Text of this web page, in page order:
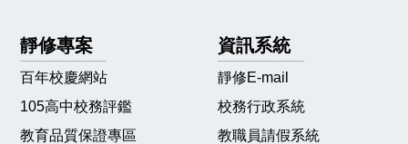
靜修專案
百年校慶網站
105高中校務評鑑
教育品質保證專區
資訊系統
靜修E-mail
校務行政系統
教職員請假系統